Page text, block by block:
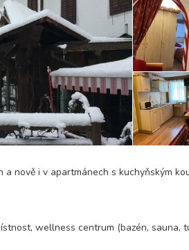
nově i v apartmánech s kuchyňským
wellness centrum (bazén, sauna,